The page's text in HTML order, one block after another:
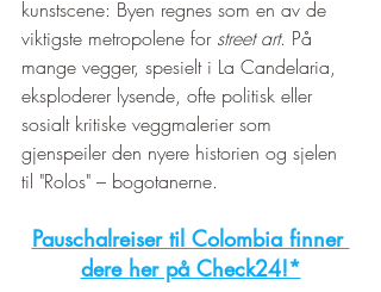
kunstscene: Byen regnes som en av de
viktigste metropolene for street art. På
mange vegger, spesielt i La Candelaria,
eksploderer lysende, ofte politisk eller
sosialt kritiske veggmalerier som
gjenspeiler den nyere historien og sjelen
til "Rolos" – bogotanerne.
Pauschalreiser til Colombia finner
dere her på Check24!*